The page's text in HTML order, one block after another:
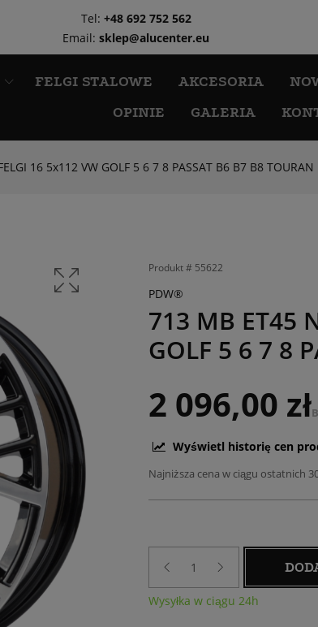
Tel: +48 692 752 562
Email:sklep@alucenter.eu
FELGI STALOWE AKCESORIA
OPINIE
GALERIA
16 5x112 VW GOLF 5 6 7 8 PASSAT B6 B7 B8 TOURAN
Produkt # 55622
PDW®
713 MB ET45
GOLF 5 6 7 8
2 096,00 zł
Wyświetl historię cen
Najniższa cena w ciągu ostatnich
Wysyłka w ciągu 24h